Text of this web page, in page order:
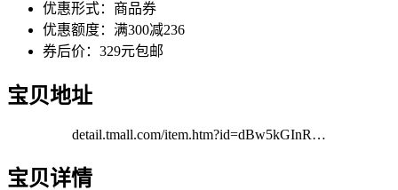
优惠形式：商品券
优惠额度：满300减236
券后价：329元包邮
宝贝地址
detail.tmall.com/item.htm?id=dBw5kGInR…
宝贝详情